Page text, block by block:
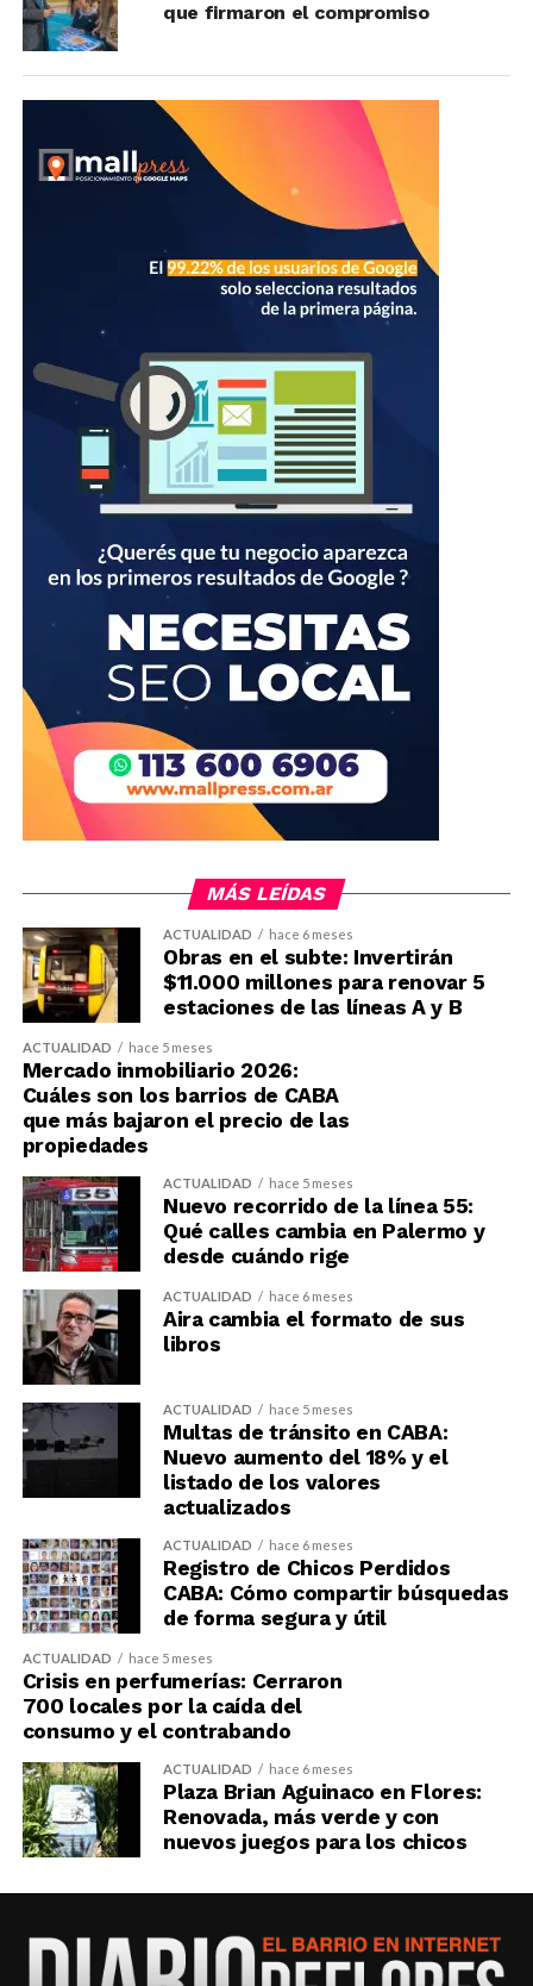
que firmaron el compromiso
MÁS LEÍDAS
ACTUALIDAD hace 6 meses
Obras en el subte: Invertirán
$11.000 millones para renovar 5
estaciones de las líneas A y B
ACTUALIDAD hace 5 meses
Mercado inmobiliario 2026:
Cuáles son los barrios de CABA
que más bajaron el precio de las
propiedades
ACTUALIDAD hace 5 meses
Nuevo recorrido de la línea 55:
Qué calles cambia en Palermo y
desde cuándo rige
ACTUALIDAD hace 6 meses
Aira cambia el formato de sus
libros
ACTUALIDAD hace 5 meses
Multas de tránsito en CABA:
Nuevo aumento del 18% y el
listado de los valores
actualizados
ACTUALIDAD hace 6 meses
Registro de Chicos Perdidos
CABA: Cómo compartir búsquedas
de forma segura y útil
ACTUALIDAD hace 5 meses
Crisis en perfumerías: Cerraron
700 locales por la caída del
consumo y el contrabando
ACTUALIDAD hace 6 meses
Plaza Brian Aguinaco en Flores:
Renovada, más verde y con
nuevos juegos para los chicos